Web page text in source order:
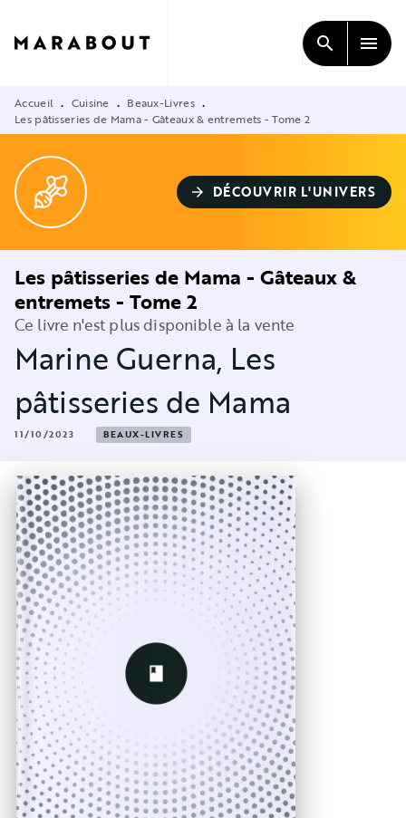
CONTENU
search menu
Accueil • Cuisine • Beaux-Livres •
Les pâtisseries de Mama - Gâteaux & entremets - Tome 2
arrow_forward DÉCOUVRIR L'UNIVERS
Les pâtisseries de Mama - Gâteaux &
entremets - Tome 2
Ce livre n'est plus disponible à la vente
Marine Guerna, Les
pâtisseries de Mama
11/10/2023 BEAUX-LIVRES